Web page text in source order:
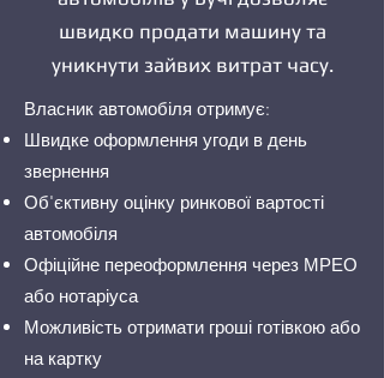
швидко продати машину та
уникнути зайвих витрат часу.
Власник автомобіля отримує:
Швидке оформлення угоди в день
звернення
Об'єктивну оцінку ринкової вартості
автомобіля
Офіційне переоформлення через МРЕО
або нотаріуса
Можливість отримати гроші готівкою або
на картку